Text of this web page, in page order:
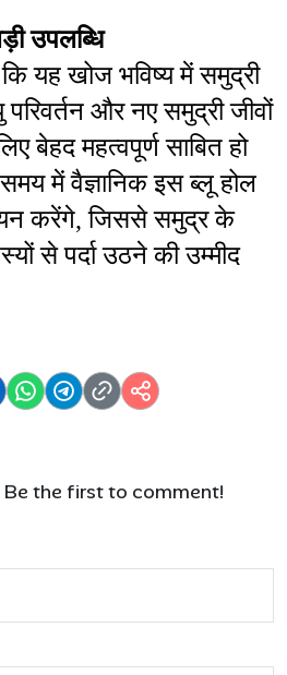
उपलब्धि
कि यह खोज भविष्य में समुद्री
और नए समुद्री जीवों
बेहद महत्वपूर्ण साबित हो
में वैज्ञानिक इस ब्लू होल
करेंगे, जिससे समुद्र के
से पर्दा उठने की उम्मीद
the first to comment!